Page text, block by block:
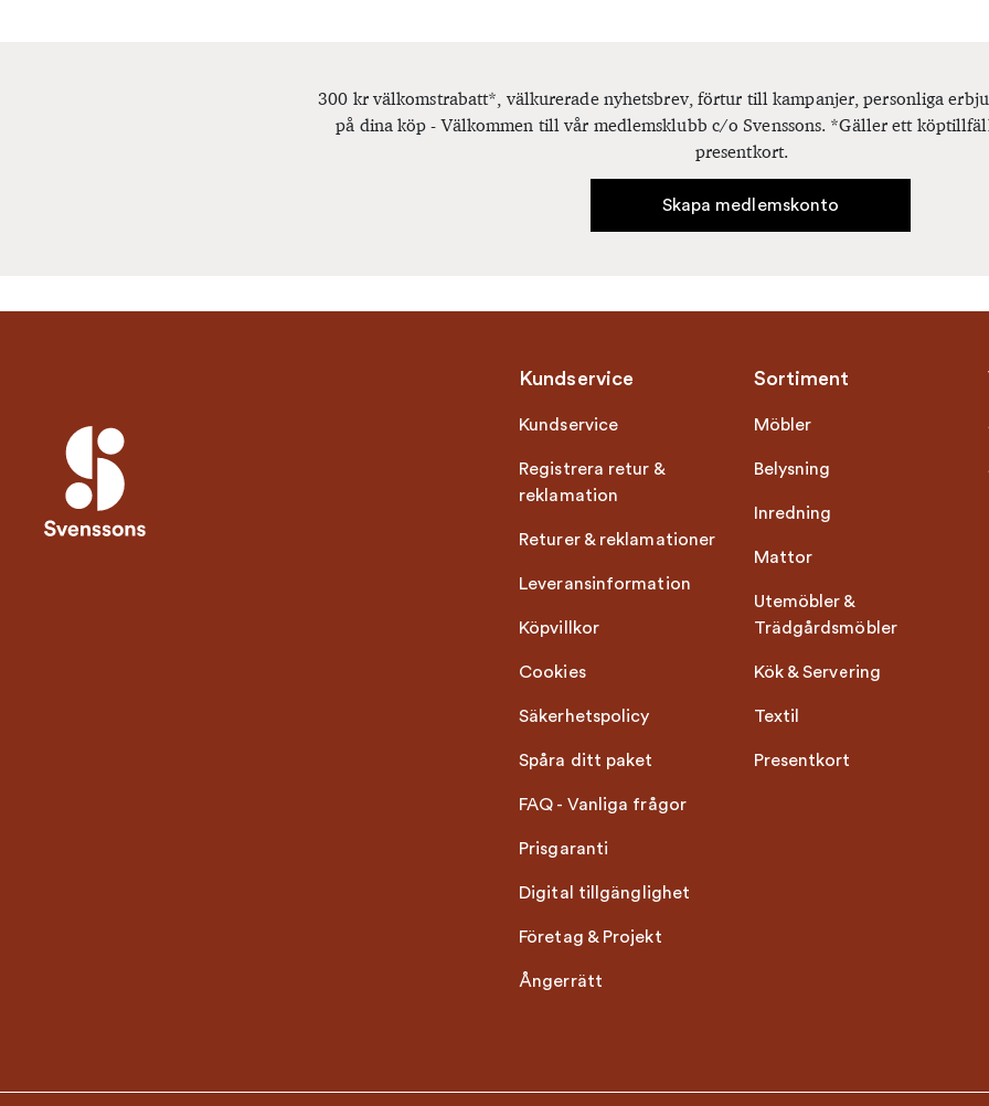
300 kr välkomstrabatt*, välkurerade nyhetsbrev, förtur till kampanjer, personliga
på dina köp - Välkommen till vår medlemsklubb c/o Svenssons. *Gäller ett
presentkort.
Skapa medlemskonto
Kundservice
Kundservice
Registrera retur &
reklamation
Returer & reklamationer
Leveransinformation
Köpvillkor
Cookies
Säkerhetspolicy
Spåra ditt paket
FAQ - Vanliga frågor
Prisgaranti
Digital tillgänglighet
Företag & Projekt
Ångerrätt
Sortiment
Möbler
Belysning
Inredning
Mattor
Utemöbler &
Trädgårdsmöbler
Kök & Servering
Textil
Presentkort